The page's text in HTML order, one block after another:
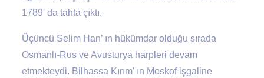
1789′ da tahta çıktı.
Üçüncü Selim Han’ ın hükümdar olduğu sırada
Osmanlı-Rus ve Avusturya harpleri devam
etmekteydi. Bilhassa Kırım’ ın Moskof işgaline